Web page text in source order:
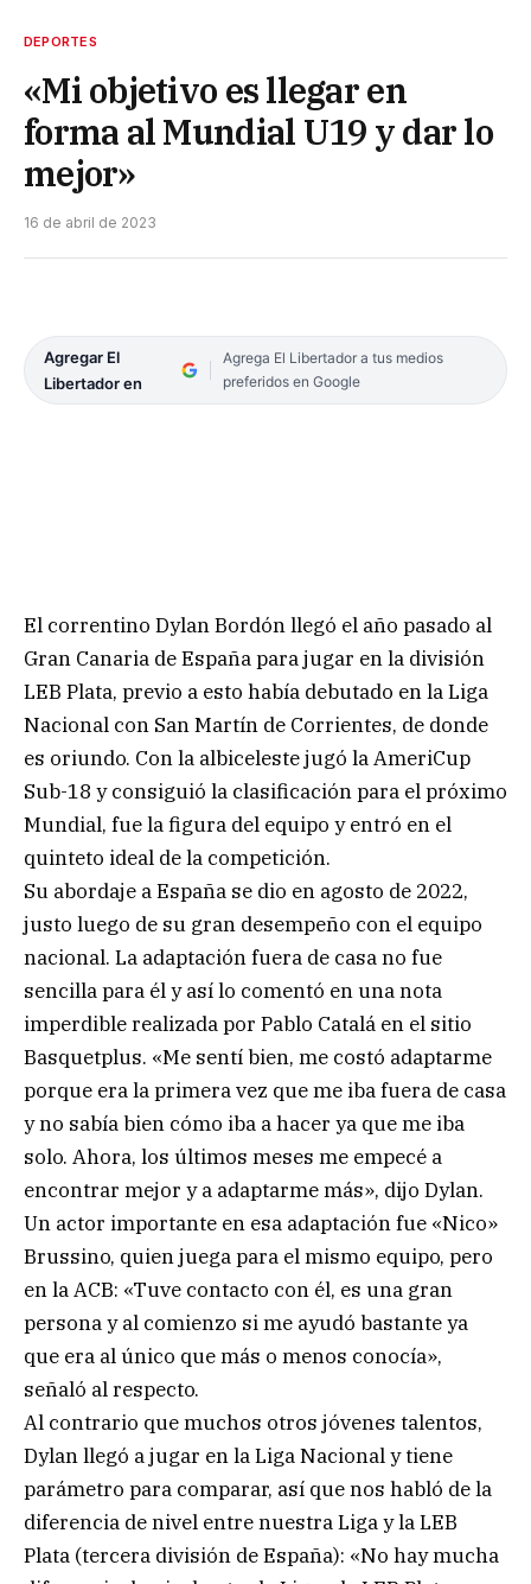
DEPORTES
«Mi objetivo es llegar en
forma al Mundial U19 y dar lo
mejor»
16 de abril de 2023
Agregar El
Libertador en
Agrega El Libertador a tus medios
preferidos en Google
El correntino Dylan Bordón llegó el año pasado al
Gran Canaria de España para jugar en la división
LEB Plata, previo a esto había debutado en la Liga
Nacional con San Martín de Corrientes, de donde
es oriundo. Con la albiceleste jugó la AmeriCup
Sub-18 y consiguió la clasificación para el próximo
Mundial, fue la figura del equipo y entró en el
quinteto ideal de la competición.
Su abordaje a España se dio en agosto de 2022,
justo luego de su gran desempeño con el equipo
nacional. La adaptación fuera de casa no fue
sencilla para él y así lo comentó en una nota
imperdible realizada por Pablo Catalá en el sitio
Basquetplus. «Me sentí bien, me costó adaptarme
porque era la primera vez que me iba fuera de casa
y no sabía bien cómo iba a hacer ya que me iba
solo. Ahora, los últimos meses me empecé a
encontrar mejor y a adaptarme más», dijo Dylan.
Un actor importante en esa adaptación fue «Nico»
Brussino, quien juega para el mismo equipo, pero
en la ACB: «Tuve contacto con él, es una gran
persona y al comienzo si me ayudó bastante ya
que era al único que más o menos conocía»,
señaló al respecto.
Al contrario que muchos otros jóvenes talentos,
Dylan llegó a jugar en la Liga Nacional y tiene
parámetro para comparar, así que nos habló de la
diferencia de nivel entre nuestra Liga y la LEB
Plata (tercera división de España): «No hay mucha